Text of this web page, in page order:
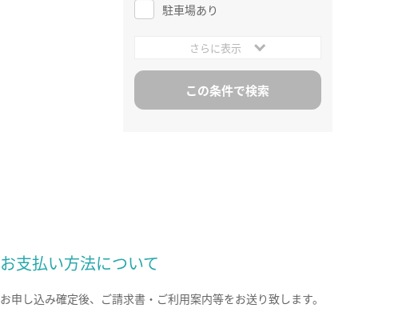
駐車場あり
さらに表示
お支払い方法について
お申し込み確定後、ご請求書・ご利用案内等をお送り致します。